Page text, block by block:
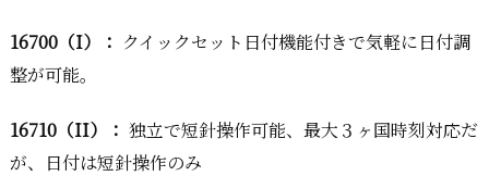
16700（I）： クイックセット日付機能付きで気軽に日付調
整が可能。
16710（II）： 独立で短針操作可能、最大３ヶ国時刻対応だ
が、日付は短針操作のみ